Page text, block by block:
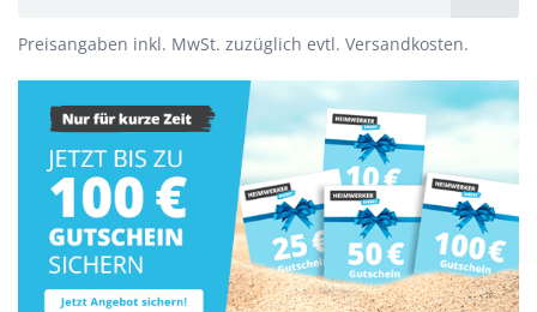
Preisangaben inkl. MwSt. zuzüglich evtl. Versandkosten.